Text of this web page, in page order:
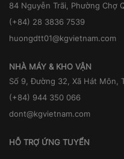
84 Nguyễn Trãi, Phường Chợ
(+84) 28 3836 7539
huongdtt01@kgvietnam.com
NHÀ MÁY & KHO VẬN
Số 9, Đường 32, Xã Hát Môn,
(+84) 944 350 066
dont@kgvietnam.com
HỖ TRỢ ỨNG TUYỂN